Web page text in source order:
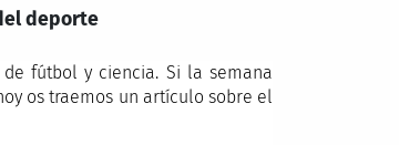
deporte
fútbol y ciencia. Si la semana
os traemos un artículo sobre el